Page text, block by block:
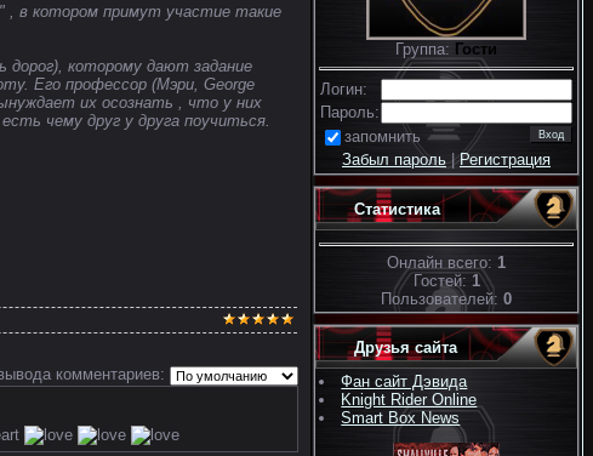
в котором примут участие такие
дорог), которому дают задание
Его профессор (Мэри, George
их осознать , что у них
есть чему друг у друга поучиться.
комментариев:
Группа: Гости
Логин:
Пароль:
запомнить
Забыл пароль|Регистрация
Статистика
Онлайн всего: 1
Гостей: 1
Пользователей: 0
Друзья сайта
Фан сайт Дэвида
Knight Rider Online
Smart Box News